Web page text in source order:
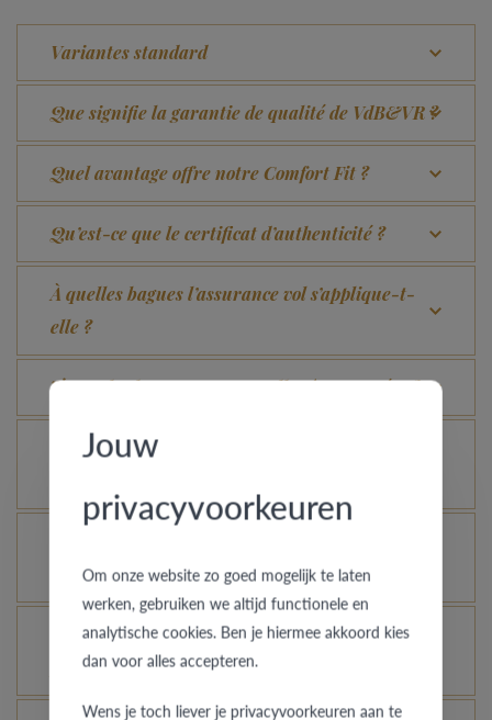
Variantes standard
Que signifie la garantie de qualité de VdB&VR ?
Quel avantage offre notre Comfort Fit ?
Qu’est-ce que le certificat d’authenticité ?
À quelles bagues l’assurance vol s’applique-t-
elle ?
Toutes les bagues peuvent-elles être gravées ?
Comment avoir une idée de l’aspect d’une bague
aspect neuf ?
Une bague en or, platine ou palladium encore
plus brillante, c’est possible ?
Jouw
privacyvoorkeuren
Om onze website zo goed mogelijk te laten
werken, gebruiken we altijd functionele en
analytische cookies. Ben je hiermee akkoord kies
dan voor alles accepteren.
Wens je toch liever je privacyvoorkeuren aan te